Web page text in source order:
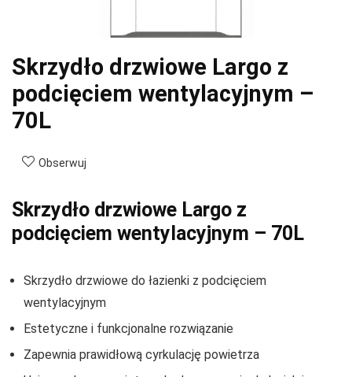
Skrzydło drzwiowe Largo z
podcięciem wentylacyjnym –
70L
Obserwuj
Skrzydło drzwiowe Largo z
podcięciem wentylacyjnym – 70L
Skrzydło drzwiowe do łazienki z podcięciem
wentylacyjnym
Estetyczne i funkcjonalne rozwiązanie
Zapewnia prawidłową cyrkulację powietrza